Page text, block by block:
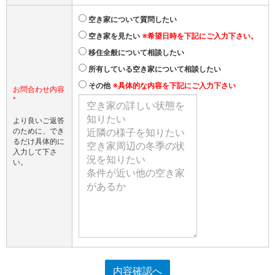
お問合わせ内容
*
より良いご返答
のために、でき
るだけ具体的に
入力して下さ
い。
空き家について質問したい
空き家を見たい ※希望日時を下記にご入力下さい。
移住全般について相談したい
所有している空き家について相談したい
その他 ※具体的な内容を下記にご入力下さい
内容確認へ